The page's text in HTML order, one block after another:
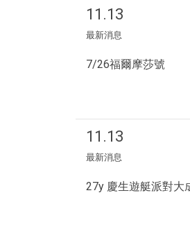
11.13
最新消息
7/26福爾摩莎號
11.13
最新消息
27y 慶生遊艇派對大